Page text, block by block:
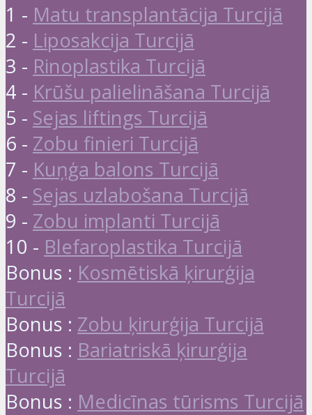
1 - Matu transplantācija Turcijā
2 - Liposakcija Turcijā
3 - Rinoplastika Turcijā
4 - Krūšu palielināšana Turcijā
5 - Sejas liftings Turcijā
6 - Zobu finieri Turcijā
7 - Kuņģa balons Turcijā
8 - Sejas uzlabošana Turcijā
9 - Zobu implanti Turcijā
10 - Blefaroplastika Turcijā
Bonus : Kosmētiskā ķirurģija
Turcijā
Bonus : Zobu ķirurģija Turcijā
Bonus : Bariatriskā ķirurģija
Turcijā
Bonus : Medicīnas tūrisms Turcijā